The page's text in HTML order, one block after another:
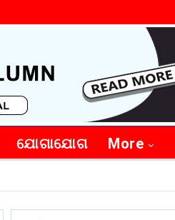
ଯୋଗାଯୋଗ More